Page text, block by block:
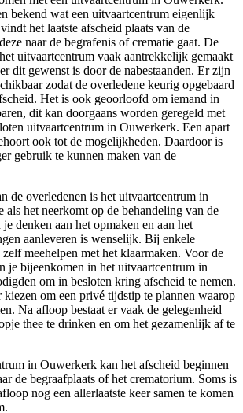
bekend wat een uitvaartcentrum eigenlijk
het laatste afscheid plaats van de
naar de begrafenis of crematie gaat. De
uitvaartcentrum vaak aantrekkelijk gemaakt
dit gewenst is door de nabestaanden. Er zijn
zodat de overledene keurig opgebaard
Het is ook geoorloofd om iemand in
dit kan doorgaans worden geregeld met
uitvaartcentrum in Ouwerkerk. Een apart
ook tot de mogelijkheden. Daardoor is
gebruik te kunnen maken van de
de overledenen is het uitvaartcentrum in
het neerkomt op de behandeling van de
denken aan het opmaken en aan het
aanleveren is wenselijk. Bij enkele
meehelpen met het klaarmaken. Voor de
je bijeenkomen in het uitvaartcentrum in
om in besloten kring afscheid te nemen.
kiezen om een privé tijdstip te plannen waarop
Na afloop bestaat er vaak de gelegenheid
thee te drinken en om het gezamenlijk af te
in Ouwerkerk kan het afscheid beginnen
de begraafplaats of het crematorium. Soms is
nog een allerlaatste keer samen te komen